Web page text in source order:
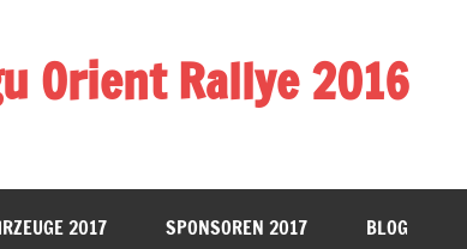
Orient Rallye 2016
2017 SPONSOREN 2017 BLOG